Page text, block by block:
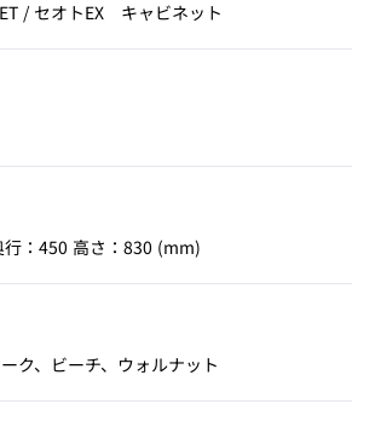
/ セオトEX キャビネット
：450 高さ：830 (mm)
ク、ビーチ、ウォルナット